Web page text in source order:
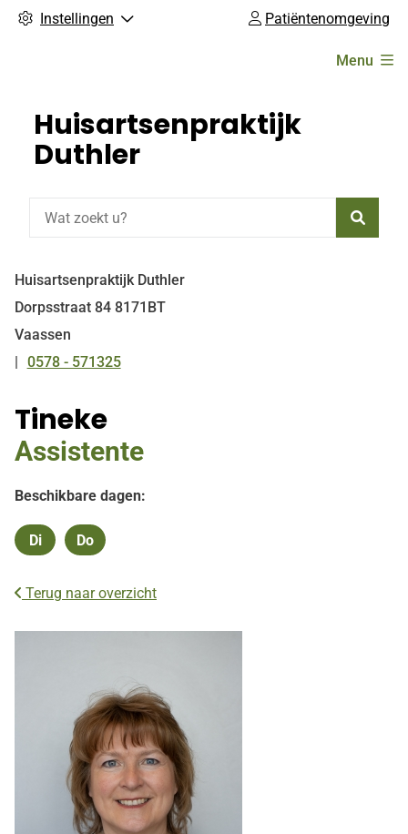
Instellingen Patiëntenomgeving
Menu
Huisartsenpraktijk
Duthler
Huisartsenpraktijk Duthler
Dorpsstraat 84 8171BT
Vaassen
Tel:
0578 - 571325
Tineke
Assistente
Beschikbare dagen:
Dinsdag
Di Donderdag
Do
Terug naar overzicht